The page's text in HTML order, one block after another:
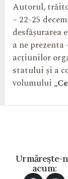
Autorul,
– 22-25
desfășurarea
a ne prezenta
acțiunilor
statului și a
volumului
Urmărește-
acum: